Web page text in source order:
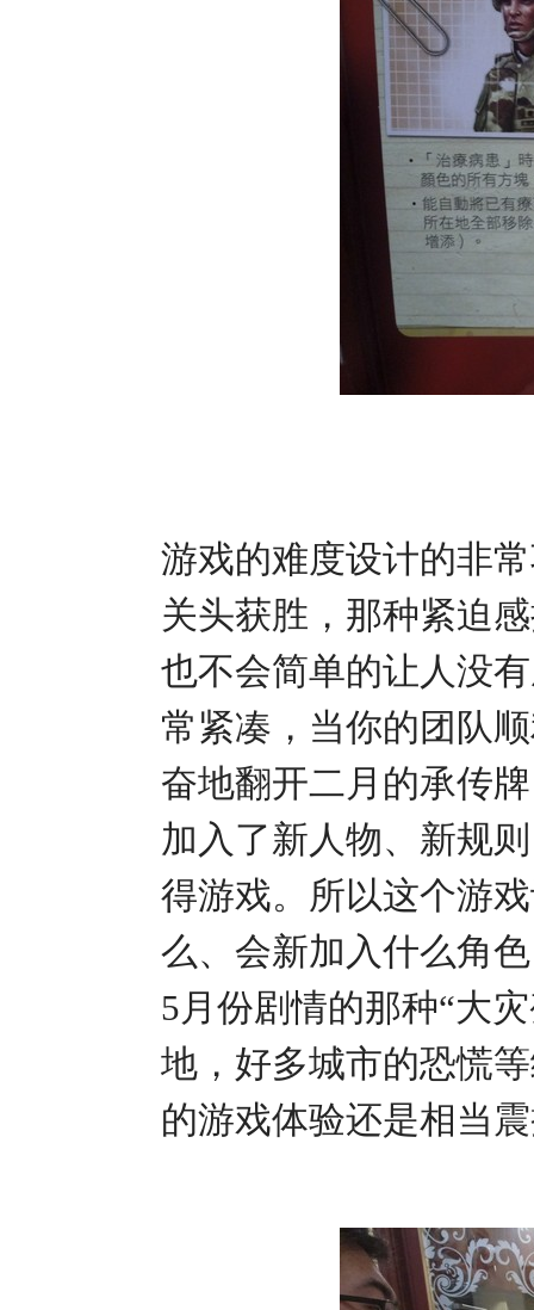
游戏的难度设计的非
关头获胜，那种紧迫
也不会简单的让人没
常紧凑，当你的团队
奋地翻开二月的承传
加入了新人物、新规
得游戏。所以这个游
么、会新加入什么角
5月份剧情的那种“大
地，好多城市的恐慌
的游戏体验还是相当